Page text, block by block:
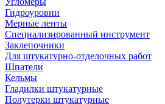
Гидроуровни
Мерные ленты
Специализированный инструмент
Заклепочники
Для штукатурно-отделочных работ
Шпатели
Кельмы
Гладилки штукатурные
Полутерки штукатурные